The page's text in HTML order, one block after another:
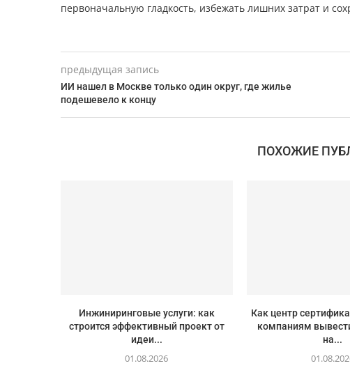
первоначальную гладкость, избежать лишних затрат и
предыдущая запись
ИИ нашел в Москве только один округ, где жилье
подешевело к концу
ПОХОЖИЕ
Инжиниринговые услуги: как
строится эффективный проект от
идеи...
01.08.2026
Как центр
компаниям
на...